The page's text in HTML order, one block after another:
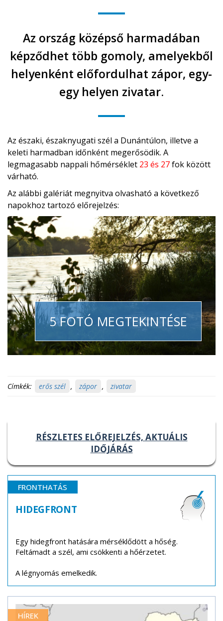
Az ország középső harmadában
képződhet több gomoly, amelyekből
helyenként előfordulhat zápor, egy-
egy helyen zivatar.
Az északi, északnyugati szél a Dunántúlon, illetve a
keleti harmadban időnként megerősödik. A
legmagasabb nappali hőmérséklet 23 és 27fok között
várható.
Az alábbi galériát megnyitva olvasható a következő
napokhoz tartozó előrejelzés:
5 FOTÓ MEGTEKINTÉSE
Címkék: erős szél , zápor , zivatar
RÉSZLETES ELŐREJELZÉS, AKTUÁLIS
IDŐJÁRÁS
FRONTHATÁS
HIDEGFRONT
Egy hidegfront hatására mérséklődött a hőség.
Feltámadt a szél, ami csökkenti a hőérzetet.
A légnyomás emelkedik.
HÍREK